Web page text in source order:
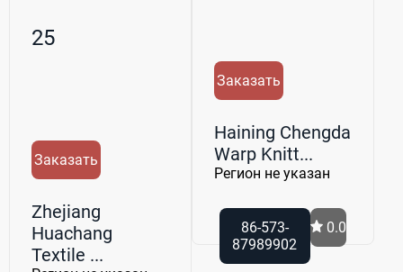
25
Заказать
Zhejiang
Huachang
Textile ...
Заказать
Haining Chengda
Warp Knitt...
Регион не указан
86-573-
87989902
0.0